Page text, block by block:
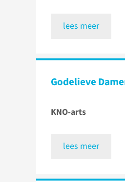
lees meer
Godelieve
KNO-arts
lees meer